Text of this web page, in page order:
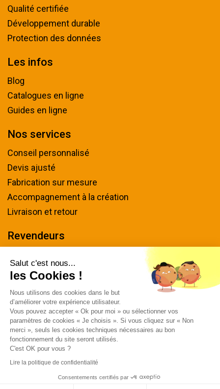
Qualité certifiée
Développement durable
Protection des données
Les infos
Blog
Catalogues en ligne
Guides en ligne
Nos services
Conseil personnalisé
Devis ajusté
Fabrication sur mesure
Accompagnement à la création
Livraison et retour
Revendeurs
Nous contacter
Tel : 04 94 48 50 57
Écrivez-nous
Horaires & plan d'accès
Salut c'est nous...
les Cookies !
Nous utilisons des cookies dans le but
d’améliorer votre expérience utilisateur.
Vous pouvez accepter « Ok pour moi » ou sélectionner vos
paramètres de cookies « Je choisis ». Si vous cliquez sur « Non
merci », seuls les cookies techniques nécessaires au bon
fonctionnement du site seront utilisés.
C'est OK pour vous ?
Lire la politique de confidentialité
Consentements certifiés par